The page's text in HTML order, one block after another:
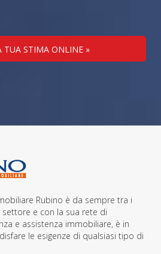
TUA STIMA ONLINE »
Rubino è da sempre tra i
e con la sua rete di
e assistenza immobiliare, è in
le esigenze di qualsiasi tipo di